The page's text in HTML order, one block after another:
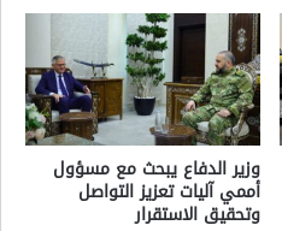
وزير الدفاع يبحث مع مسؤول
أممي آليات تعزيز التواصل
وتحقيق الاستقرار